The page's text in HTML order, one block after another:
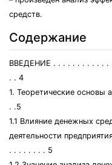
средств.
Содержание
ВВЕДЕНИЕ . . . . . . . . . . . .
. . 4
1. Теоретические основы
. .5
1.1 Влияние денежных
деятельности
. . . . . . . . 5